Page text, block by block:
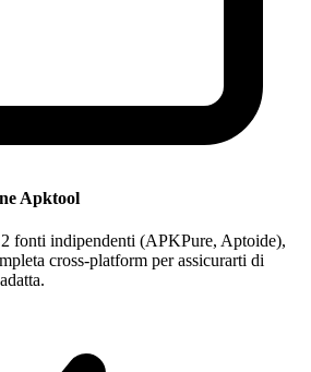
Apktool
fonti indipendenti (APKPure, Aptoide),
cross-platform per assicurarti di